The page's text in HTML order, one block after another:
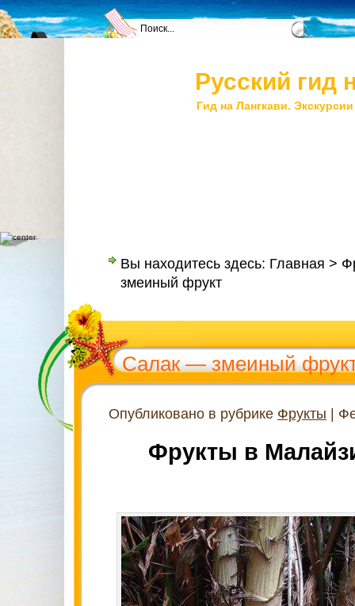
Русский гид
Гид на Лангкави.
Вы находитесь здесь: Главная >
змеиный фрукт
Салак — змеиный
Опубликовано в рубрике Фрукты |
Фрукты в